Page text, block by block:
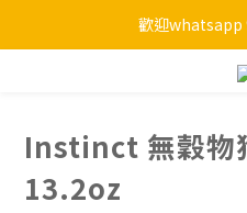
購物滿
歡迎whatsapp
購物滿
Instinct 無穀物
13.2oz